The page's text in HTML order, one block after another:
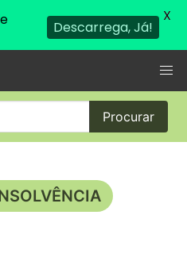
Procurar
Descarrega, Já!
X